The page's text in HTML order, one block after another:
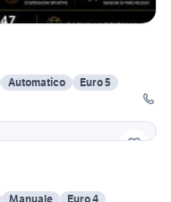
Automatico
Euro 5
Manuale
Euro 4